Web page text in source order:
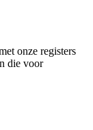
onze registers
die voor